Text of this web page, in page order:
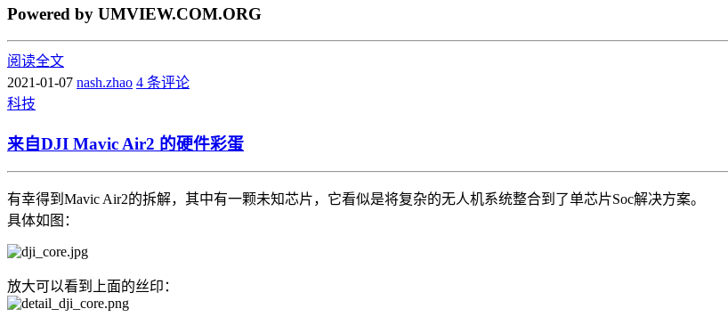
Powered by UMVIEW.COM.ORG
阅读全文
2021-01-07 nash.zhao 4 条评论
科技
来自DJI Mavic Air2 的硬件彩蛋
有幸得到Mavic Air2的拆解，其中有一颗未知芯片，它看似是将复杂的无人机系统整合到了单芯片Soc解决方案。
具体如图：
放大可以看到上面的丝印：